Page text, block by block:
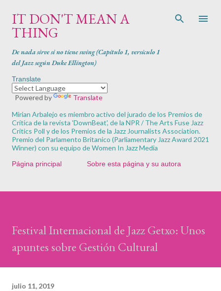
Ir al contenido principal
IT DON'T MEAN A
THING
De nada sirve si no tiene swing (Capítulo 1, versículo 1
del Jazz según Duke Ellington)
Translate
Powered by
Translate
Mirian Arbalejo es miembro activo del jurado de los Premios de
Crítica de la revista 'DownBeat', de la NPR / The Arts Fuse Jazz
Critics Poll y de los Premios de la Jazz Journalists Association.
Premio del Parlamento Britanico (Parliamentary Jazz Award 2021
Winner) con su equipo de Women In Jazz Media
Página principal Sobre esta página y su autora
Festival Internacional de Jazz Getxo: Unos
apuntes sobre Gestión Cultural
julio 11, 2019